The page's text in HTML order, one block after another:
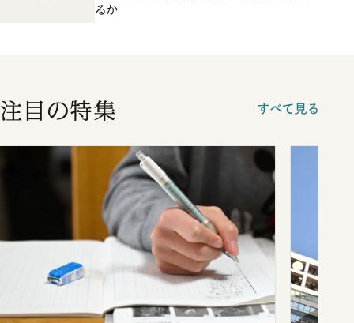
るか
注目の特集 すべて見る